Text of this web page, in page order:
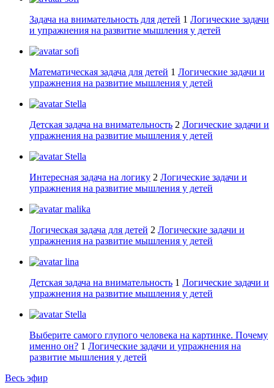
Задача на внимательность для детей 1 Логические задачи
и упражнения на развитие мышления у детей
sofi
Математическая задача для детей 1 Логические задачи и
упражнения на развитие мышления у детей
Stella
Детская задача на внимательность 2 Логические задачи и
упражнения на развитие мышления у детей
Stella
Интересная задача на логику 2 Логические задачи и
упражнения на развитие мышления у детей
malika
Логическая задача для детей 2 Логические задачи и
упражнения на развитие мышления у детей
lina
Детская задача на внимательность 1 Логические задачи и
упражнения на развитие мышления у детей
Stella
Выберите самого глупого человека на картинке. Почему
именно он? 1 Логические задачи и упражнения на
развитие мышления у детей
Весь эфир